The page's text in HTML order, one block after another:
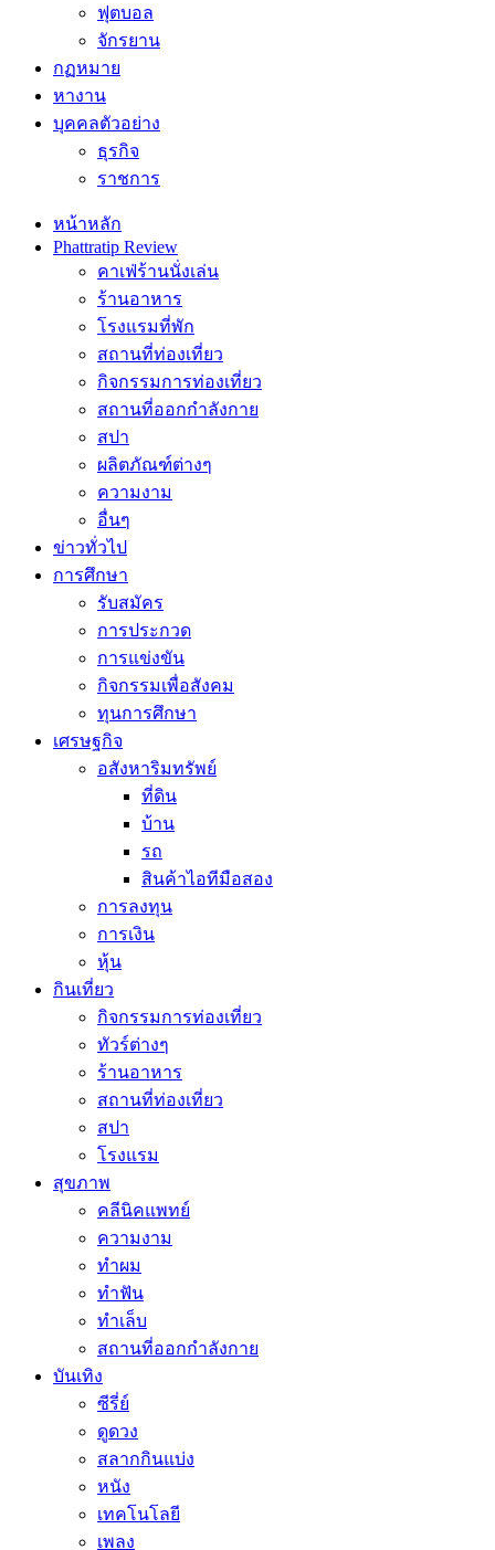
ฟุตบอล
จักรยาน
กฏหมาย
หางาน
บุคคลตัวอย่าง
ธุรกิจ
ราชการ
หน้าหลัก
Phattratip Review
คาเฟ่ร้านนั่งเล่น
ร้านอาหาร
โรงแรมที่พัก
สถานที่ท่องเที่ยว
กิจกรรมการท่องเที่ยว
สถานที่ออกกำลังกาย
สปา
ผลิตภัณฑ์ต่างๆ
ความงาม
อื่นๆ
ข่าวทั่วไป
การศึกษา
รับสมัคร
การประกวด
การแข่งขัน
กิจกรรมเพื่อสังคม
ทุนการศึกษา
เศรษฐกิจ
อสังหาริมทรัพย์
ที่ดิน
บ้าน
รถ
สินค้าไอทีมือสอง
การลงทุน
การเงิน
หุ้น
กินเที่ยว
กิจกรรมการท่องเที่ยว
ทัวร์ต่างๆ
ร้านอาหาร
สถานที่ท่องเที่ยว
สปา
โรงแรม
สุขภาพ
คลีนิคแพทย์
ความงาม
ทำผม
ทำฟัน
ทำเล็บ
สถานที่ออกกำลังกาย
บันเทิง
ซีรี่ย์
ดูดวง
สลากกินแบ่ง
หนัง
เทคโนโลยี
เพลง